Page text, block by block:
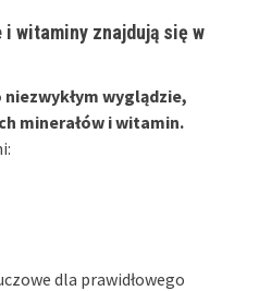
witaminy znajdują się w
wyglądzie,
minerałów i witamin.
dla prawidłowego